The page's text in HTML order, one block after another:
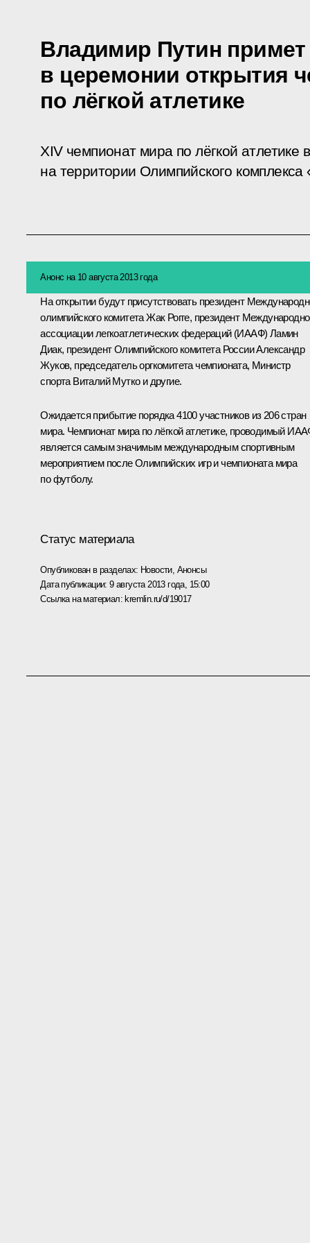
Владимир Путин примет
в церемонии открытия
по лёгкой атлетике
XIV чемпионат мира по лёгкой атлетике
на территории Олимпийского комплекса
Анонс на 10 августа 2013 года
На открытии будут присутствовать президент
олимпийского комитета Жак Рогге, президент
ассоциации легкоатлетических федераций (ИААФ) Ламин
Диак, президент Олимпийского комитета России Александр
Жуков, председатель оргкомитета чемпионата, Министр
спорта Виталий Мутко и другие.
Ожидается прибытие порядка 4100 участников из 206 стран
мира. Чемпионат мира по лёгкой атлетике, проводимый
является самым значимым международным спортивным
мероприятием после Олимпийских игр и чемпионата мира
по футболу.
Статус материала
Опубликован в разделах: Новости, Анонсы
Дата публикации:9 августа 2013 года, 15:00
Ссылка на материал: kremlin.ru/d/19017